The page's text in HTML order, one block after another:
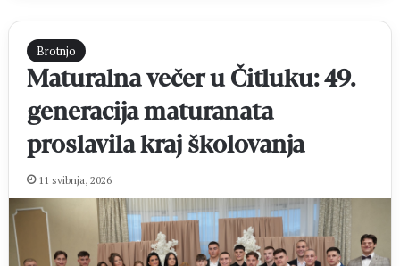
Brotnjo
Maturalna večer u Čitluku: 49.
generacija maturanata
proslavila kraj školovanja
11 svibnja, 2026